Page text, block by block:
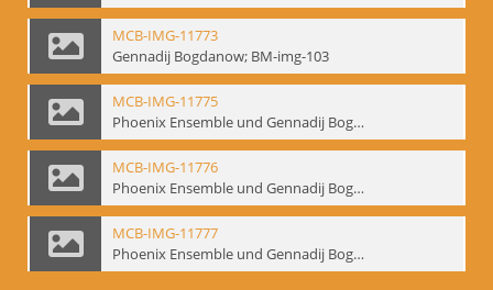
MCB-IMG-11773
Gennadij Bogdanow; BM-img-103
MCB-IMG-11775
Phoenix Ensemble und Gennadij Bogdanow; BM-img-105-1
MCB-IMG-11776
Phoenix Ensemble und Gennadij Bogdanow; BM-img-105-2
MCB-IMG-11777
Phoenix Ensemble und Gennadij Bogdanow; BM-img-105-3